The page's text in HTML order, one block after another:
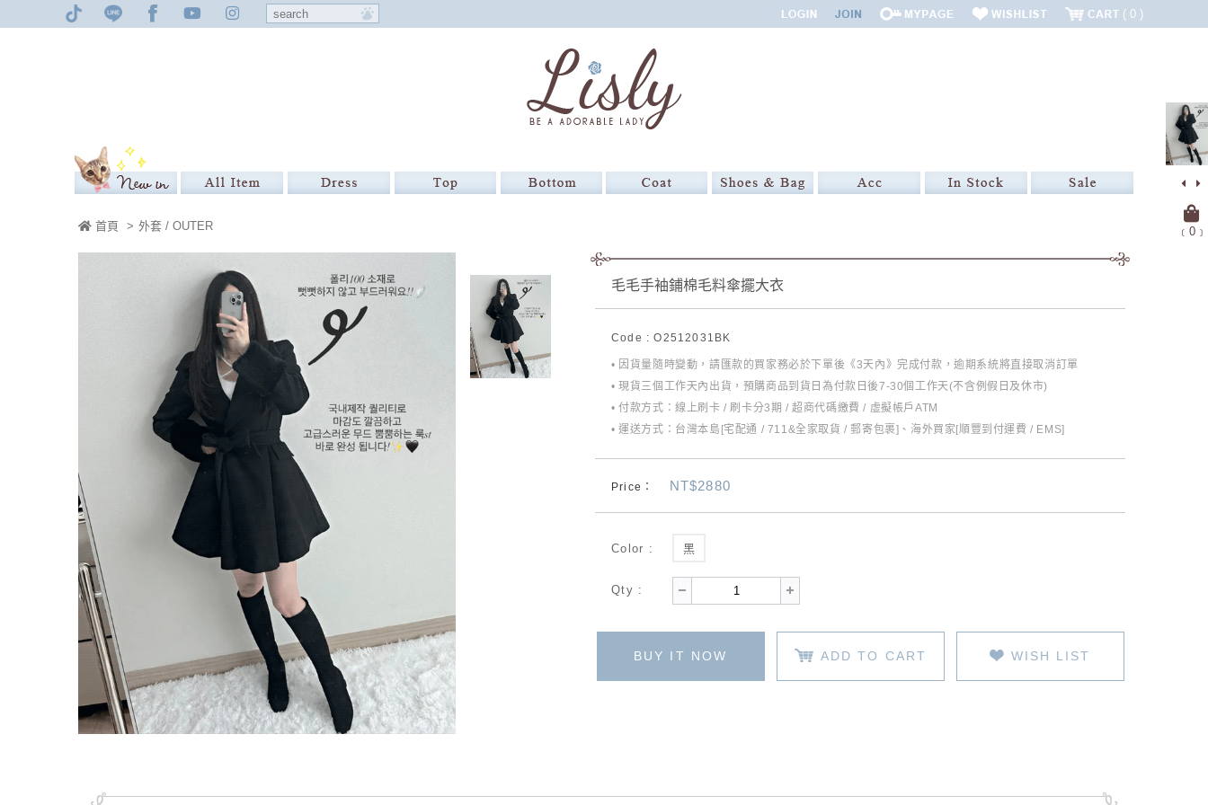
0
﹝ 0﹞
首頁 > 外套 / OUTER
毛毛手袖鋪棉毛料傘擺大衣
Code : O2512031BK
• 因貨量隨時變動，請匯款的買家務必於下單後《3天內》完成付款，逾期系統將直接取消訂單
• 現貨三個工作天內出貨，預購商品到貨日為付款日後7-30個工作天(不含例假日及休市)
• 付款方式：線上刷卡 / 刷卡分3期 / 超商代碼繳費 / 虛擬帳戶ATM
• 運送方式：台灣本島[宅配通 / 711&全家取貨 / 郵寄包裹]、海外買家[順豐到付運費 / EMS]
Price： NT$2880
Color : 黑
Qty :
BUY IT NOW ADD TO CART WISH LIST